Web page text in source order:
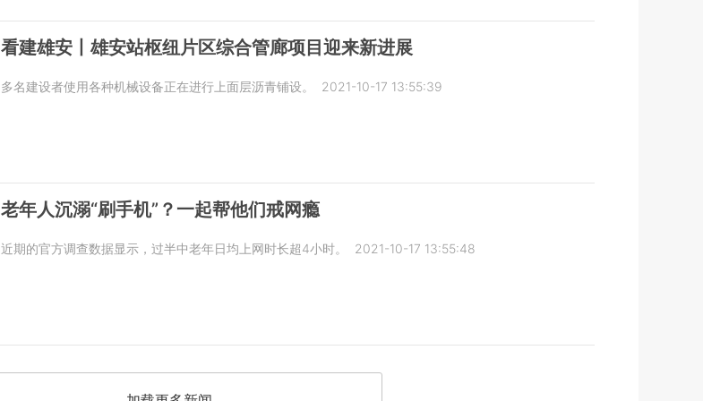
看建雄安丨雄安站枢纽片区综合管廊项目迎来新进展
多名建设者使用各种机械设备正在进行上面层沥青铺设。 2021-10-17 13:55:39
老年人沉溺“刷手机”？一起帮他们戒网瘾
近期的官方调查数据显示，过半中老年日均上网时长超4小时。 2021-10-17 13:55:48